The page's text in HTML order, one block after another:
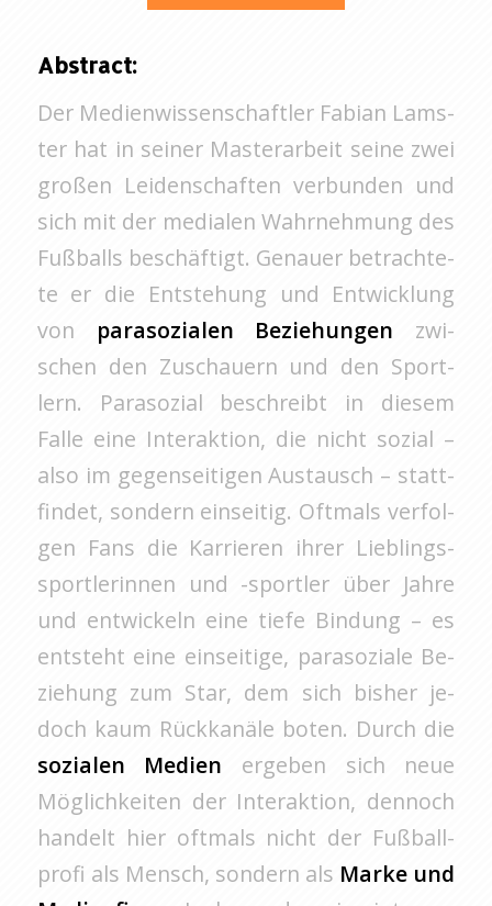
Ab­stract:
Der Me­di­en­wis­sen­schaft­ler Fa­bi­an Lams­
ter hat in sei­ner Mas­ter­ar­beit seine zwei
gro­ßen Lei­den­schaf­ten ver­bun­den und
sich mit der me­dia­len Wahr­neh­mung des
Fuß­balls be­schäf­tigt. Ge­nau­er be­trach­te­
te er die Ent­ste­hung und Ent­wick­lung
von pa­ra­so­zia­len Be­zie­hun­gen zwi­
schen den Zu­schau­ern und den Sport­
lern. Pa­ra­so­zi­al be­schreibt in die­sem
Falle eine In­ter­ak­ti­on, die nicht so­zi­al –
also im ge­gen­sei­ti­gen Aus­tausch – statt­
fin­det, son­dern ein­sei­tig. Oft­mals ver­fol­
gen Fans die Kar­rie­ren ihrer Lieb­lings­
sport­le­rin­nen und -sport­ler über Jahre
und ent­wi­ckeln eine tiefe Bin­dung – es
ent­steht eine ein­sei­ti­ge, pa­ra­so­zia­le Be­
zie­hung zum Star, dem sich bis­her je­
doch kaum Rück­ka­nä­le boten. Durch die
so­zia­len Me­di­en er­ge­ben sich neue
Mög­lich­kei­ten der In­ter­ak­ti­on, den­noch
han­delt hier oft­mals nicht der Fuß­ball­
pro­fi als Mensch, son­dern als Marke und